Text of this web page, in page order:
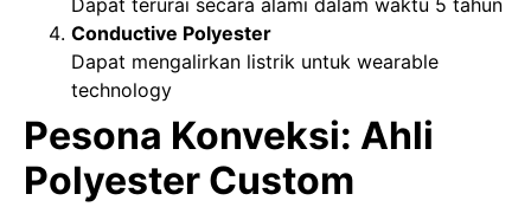
Conductive Polyester
Dapat mengalirkan listrik untuk wearable
technology
Pesona Konveksi: Ahli
Polyester Custom